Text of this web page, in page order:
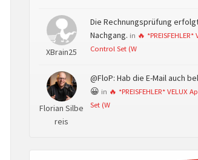
XBrain25
Die Rechnungsprüfung
Nachgang. in 🔥 *PREISFEHLER*
Control Set (W
Florian Silbe
reis
@FloP: Hab die E-Mail auch
😀 in 🔥 *PREISFEHLER* VELUX
Set (W